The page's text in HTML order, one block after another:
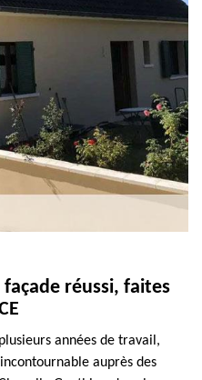
réussi, faites
années de travail,
auprès des